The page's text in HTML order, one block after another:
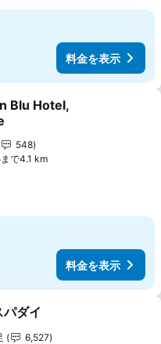
料金を表示
入りに追加
Blu Hotel,
ク
548
で4.1 km
料金を表示
入りに追加
ダイ
ンク
6,527